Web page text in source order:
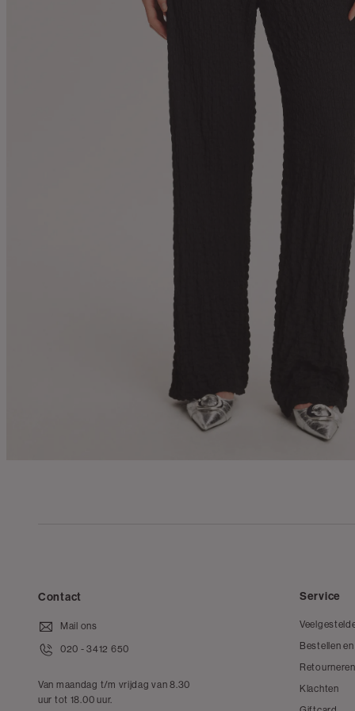
Contact
Mail ons
020 - 3412 650
Van maandag t/m vrijdag van 8.30
uur tot 18.00 uur.
Service
Bestellen
Klachten